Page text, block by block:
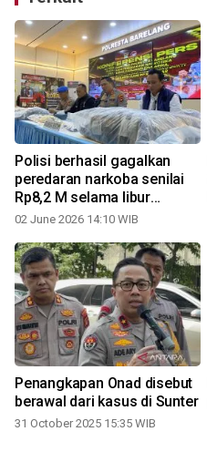
Polisi berhasil gagalkan
peredaran narkoba senilai
Rp8,2 M selama libur
panjang
02 June 2026 14:10 WIB
Penangkapan Onad disebut
berawal dari kasus di Sunter
31 October 2025 15:35 WIB